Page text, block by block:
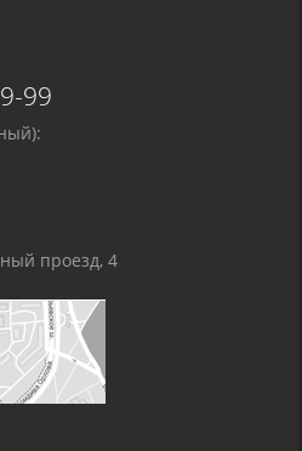
конфиденциальности
99
проезд, 4